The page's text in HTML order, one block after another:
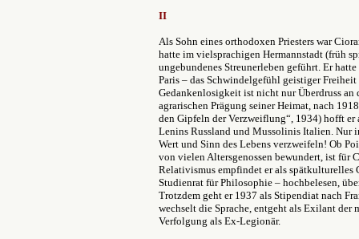
II
Als Sohn eines orthodoxen Priesters war
hatte im vielsprachigen Hermannstadt (früh
ungebundenes Streunerleben geführt. Er
Paris – das Schwindelgefühl geistiger
Gedankenlosigkeit ist nicht nur Überdruss
agrarischen Prägung seiner Heimat, nach
den Gipfeln der Verzweiflung“, 1934) hofft
Lenins Russland und Mussolinis Italien. Nur
Wert und Sinn des Lebens verzweifeln! Ob
von vielen Altersgenossen bewundert, ist für
Relativismus empfindet er als spätkulturelles
Studienrat für Philosophie – hochbelesen,
Trotzdem geht er 1937 als Stipendiat nach
wechselt die Sprache, entgeht als Exilant
Verfolgung als Ex-Legionär.